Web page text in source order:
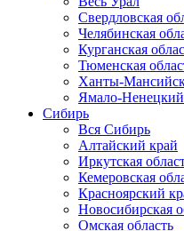
Свердловская
Челябинская
Курганская
Тюменская
Ханты-
Ямало-
Сибирь
Вся Сибирь
Алтайский край
Иркутская
Кемеровская
Красноярский
Новосибирская
Омская область